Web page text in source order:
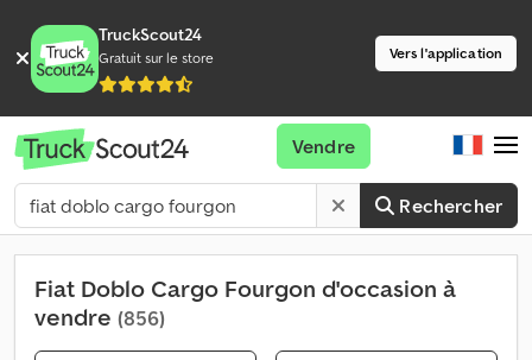
TruckScout24
Gratuit sur le store Vers l'application
Rechercher
Vendre
Fiat Doblo Cargo Fourgon d'occasion à
vendre (856)